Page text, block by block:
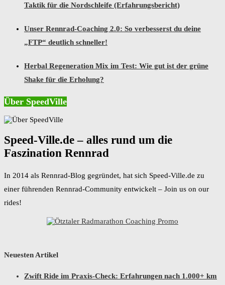
Taktik für die Nordschleife (Erfahrungsbericht)
Unser Rennrad-Coaching 2.0: So verbesserst du deine
„FTP“ deutlich schneller!
Herbal Regeneration Mix im Test: Wie gut ist der grüne
Shake für die Erholung?
Über SpeedVille
Speed-Ville.de – alles rund um die
Faszination Rennrad
In 2014 als Rennrad-Blog gegründet, hat sich Speed-Ville.de zu
einer führenden Rennrad-Community entwickelt – Join us on our
rides!
Neuesten Artikel
Zwift Ride im Praxis-Check: Erfahrungen nach 1.000+ km